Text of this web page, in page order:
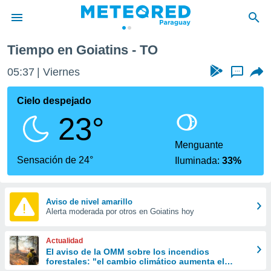
de
ha
calidad.
a este
las
y
forma
digital
basada
Tiempo en Goiatins - TO
05:37 Viernes ...
Cielo despejado
23°
Sensación de 24°
Menguante
Iluminada:33%
Aviso de nivel amarillo
Alerta moderada por otros en Goiatins hoy
Actualidad
El aviso de la OMM sobre los incendios
forestales: "el cambio climático aumenta el